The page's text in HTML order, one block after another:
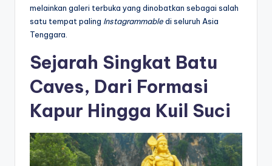
melainkan galeri terbuka yang dinobatkan sebagai salah
satu tempat paling Instagrammabledi seluruh Asia
Tenggara.
Sejarah Singkat Batu
Caves, Dari Formasi
Kapur Hingga Kuil Suci